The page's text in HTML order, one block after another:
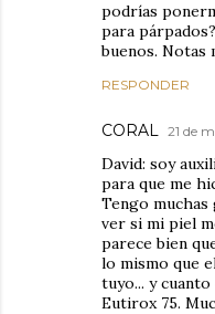
podrías
para
buenos. Notas
RESPONDER
CORAL 21 de
David: soy
para que me
Tengo muchas
ver si mi piel
parece bien
lo mismo que
tuyo... y
Eutirox 75.